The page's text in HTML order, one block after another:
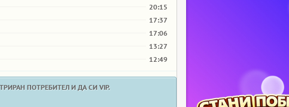
20:15
17:37
17:06
13:27
12:49
ПОТРЕБИТЕЛ И ДА СИ VIP.